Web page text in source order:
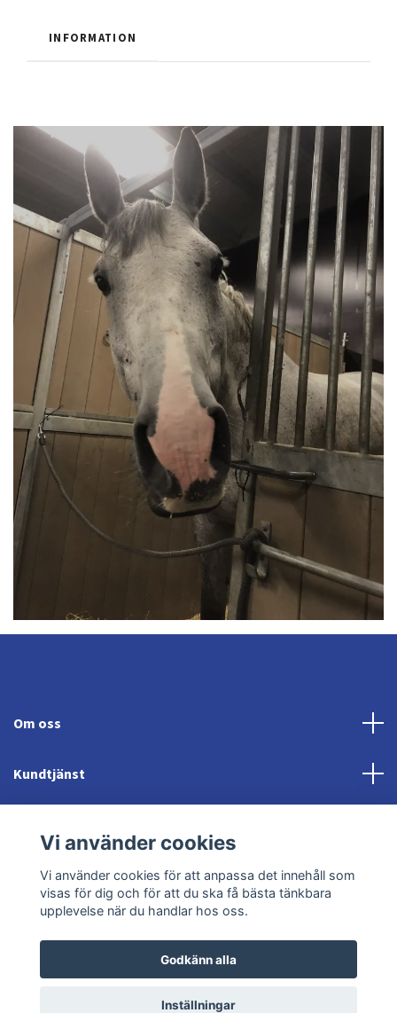
INFORMATION
Om oss
Kundtjänst
Sociala medier
© 2026 Jonröds EquishopPowered by Quickbutik
Vi använder cookies
Vi använder cookies för att anpassa det innehåll som
visas för dig och för att du ska få bästa tänkbara
upplevelse när du handlar hos oss.
Godkänn alla
Inställningar